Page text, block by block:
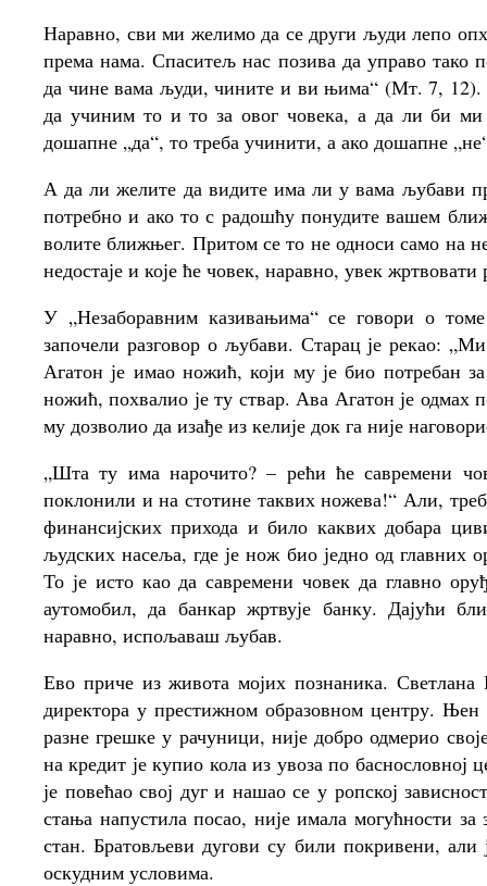
Наравно, сви ми желимо да се други људи лепо
према нама. Спаситељ нас позива да управо тако
да чине вама људи, чините и ви њима“ (Мт. 7, 12).
да учиним то и то за овог човека, а да ли би
дошапне „да“, то треба учинити, а ако дошапне
А да ли желите да видите има ли у вама љубави
потребно и ако то с радошћу понудите вашем
волите ближњег. Притом се то не односи само на
недостаје и које ће човек, наравно, увек
У „Незаборавним казивањима“ се говори о
започели разговор о љубави. Старац је рекао:
Агатон је имао ножић, који му је био потребан
ножић, похвалио је ту ствар. Ава Агатон је
му дозволио да изађе из келије док га није
„Шта ту има нарочито? – рећи ће савремени
поклонили и на стотине таквих ножева!“ Али,
финансијских прихода и било каквих добара
људских насеља, где је нож био једно од главних
То је исто као да савремени човек да главно
аутомобил, да банкар жртвује банку. Дајући
наравно, испољаваш љубав.
Ево приче из живота мојих познаника. Светлана
директора у престижном образовном центру. Њен
разне грешке у рачуници, није добро одмерио
на кредит је купио кола из увоза по
је повећао свој дуг и нашао се у ропској
стања напустила посао, није имала могућности
стан. Братовљеви дугови су били покривени,
оскудним условима.